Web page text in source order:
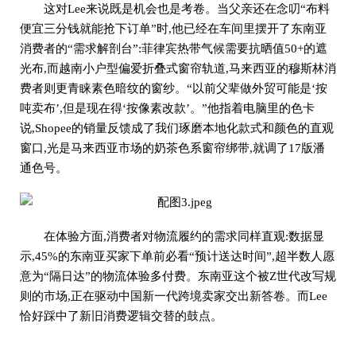
这对Lee来说既是机会也是考卷。当父亲还在念叨“布料
便宜三分钱就能抢下订单”时,他已经在车间里摆开了东南亚
消费者的“需求解剖台”:菲律宾热带气候需要抗晒值50+的遮
光布,而越南小户型偏爱折叠式窗帘轨道,马来西亚的穆斯林消
费者则更青睐素色暗纹的窗纱。“以前父辈做外贸可能是‘按
吨卖布’,但是现在得‘按像素改款’。”他指着电脑里的色卡
说,Shopee的销量反馈成了我们琢磨本地化款式和颜色的直观
窗口,光是马来西亚市场的奶茶色系窗帘绑带,就调了17版潘
通色号。
在体验方面,消费者对物流履约的需求同样直观:数据显
示,45%的东南亚买家下单前必看“预计送达时间”,超半数人愿
意为“隔日达”的物流体验多付费。东南亚这个被Z世代改写规
则的市场,正在驱动中国新一代跨境卖家交出新答卷。而Lee
恰好踩中了新旧消费逻辑交替的鼓点。